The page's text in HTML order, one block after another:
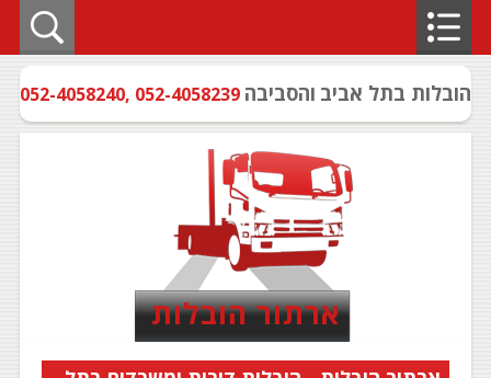
הובלות בתל אביב והסביבה 052-4058239
,
052-4058240
ארתור הובלות